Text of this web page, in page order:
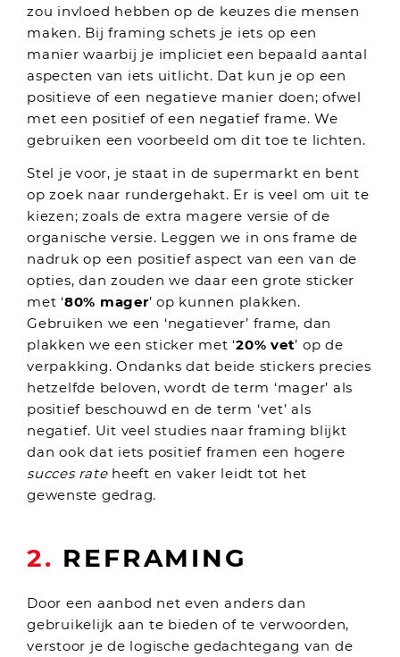
zou invloed hebben op de keuzes die mensen
maken. Bij framing schets je iets op een
manier waarbij je impliciet een bepaald aantal
aspecten van iets uitlicht. Dat kun je op een
positieve of een negatieve manier doen; ofwel
met een positief of een negatief frame. We
gebruiken een voorbeeld om dit toe te lichten.
Stel je voor, je staat in de supermarkt en bent
op zoek naar rundergehakt. Er is veel om uit te
kiezen; zoals de extra magere versie of de
organische versie. Leggen we in ons frame de
nadruk op een positief aspect van een van de
opties, dan zouden we daar een grote sticker
met ‘80% mager’ op kunnen plakken.
Gebruiken we een ‘negatiever’ frame, dan
plakken we een sticker met ‘20% vet’ op de
verpakking. Ondanks dat beide stickers precies
hetzelfde beloven, wordt de term ‘mager’ als
positief beschouwd en de term ‘vet’ als
negatief. Uit veel studies naar framing blijkt
dan ook dat iets positief framen een hogere
succes rateheeft en vaker leidt tot het
gewenste gedrag.
2. REFRAMING
Door een aanbod net even anders dan
gebruikelijk aan te bieden of te verwoorden,
verstoor je de logische gedachtegang van de